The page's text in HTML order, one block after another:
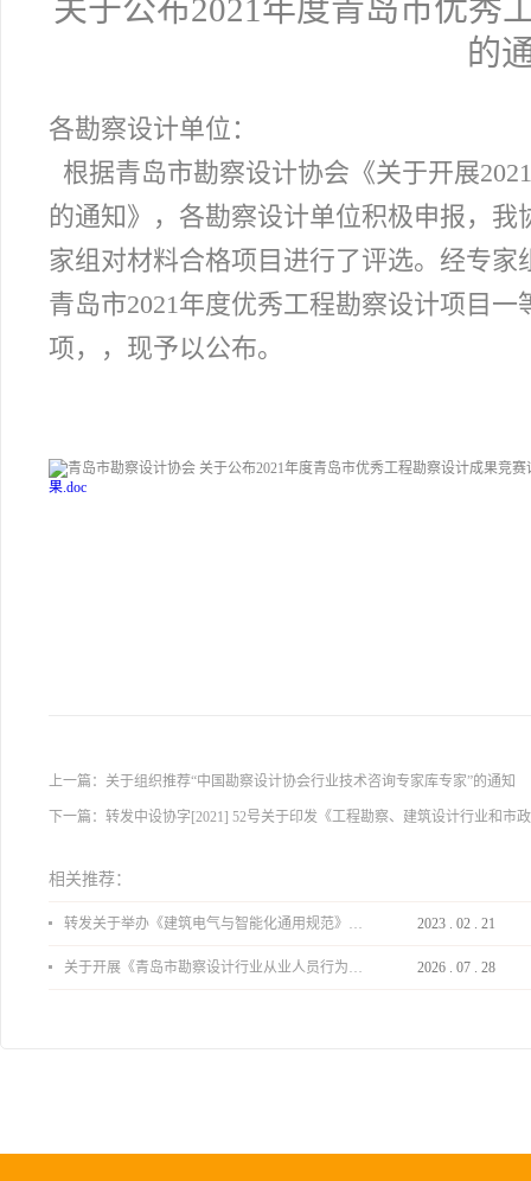
关于公布2021年度青岛市优秀
的
各勘察设计单位：
根据青岛市勘察设计协会《关于开展
的通知》，各勘察设计单位积极申报，
家组对材料合格项目进行了评选。经专
青岛市2021年度优秀工程勘察设计项目一
项，，现予以公布。
果.doc
上一篇： 关于组织推荐“中国勘察设计协会行业技术咨询专家库专家”的通知
下一篇： 转发中设协字[2021] 52号关于印发《工程勘察、建筑设计行业和市
相关推荐：
转发关于举办《建筑电气与智能化通用规范》 GB55024-2022公益宣贯的通知 2023 . 02 . 21
关于开展《青岛市勘察设计行业从业人员行为导则》、《青岛市住宅工程设计审查品质提升指引（2026版）》宣贯活动的通知 2026 . 07 . 28